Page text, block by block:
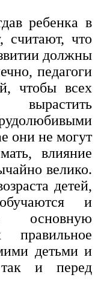
ребенка в
считают, что
должны
педагоги
чтобы всех
вырастить
они не могут
влияние
велико.
детей,
и
основную
правильное
детьми и
так и перед